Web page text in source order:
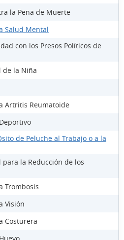
la Pena de Muerte
Salud Mental
con los Presos Políticos de
de la Niña
Artritis Reumatoide
de Peluche al Trabajo o a la
la Reducción de los
Trombosis
Visión
Costurera